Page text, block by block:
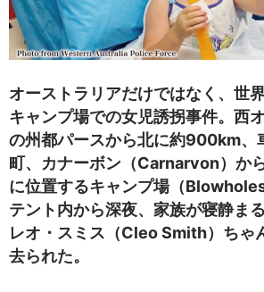
オーストラリアだけではなく、世
キャンプ場での女児誘拐事件。西
の州都パースから北に約900km、
町、カナーボン（Carnarvon）か
に位置するキャンプ場（
テント内から深夜、家族が寝静ま
レオ・スミス（Cleo Smith）ちゃ
去られた。